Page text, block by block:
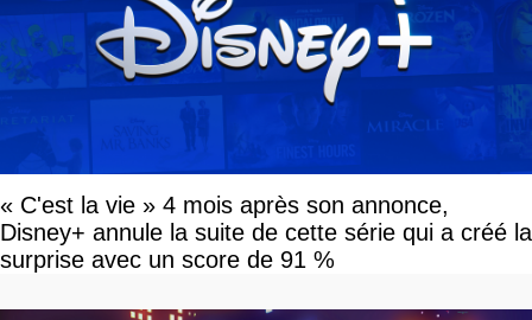
« C'est la vie » 4 mois après son annonce,
Disney+ annule la suite de cette série qui a créé la
surprise avec un score de 91 %